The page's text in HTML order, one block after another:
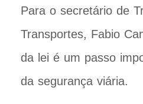
Para o secretário de
Transportes, Fabio
da lei é um passo
da segurança viária.